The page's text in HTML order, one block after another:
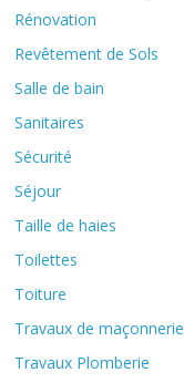
Rénovation
Revêtement de Sols
Salle de bain
Sanitaires
Sécurité
Séjour
Taille de haies
Toilettes
Toiture
Travaux de maçonnerie
Travaux Plomberie